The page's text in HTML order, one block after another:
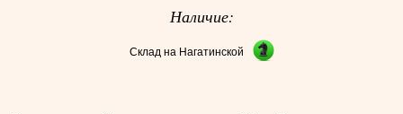
Наличие:
Склад на Нагатинской